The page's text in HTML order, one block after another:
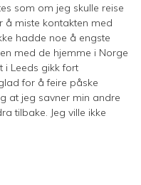
som om jeg skulle reise
å miste kontakten med
hadde noe å engste
med de hjemme i Norge
i Leeds gikk fort
for å feire påske
at jeg savner min andre
tilbake. Jeg ville ikke